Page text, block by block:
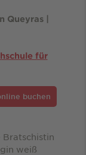
Queyras |
für
buchen
Bratschistin
weiß